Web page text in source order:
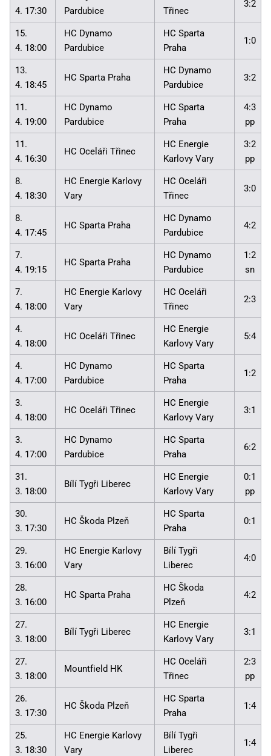
4. 17:30
Pardubice
Třinec
3:2
15.
4. 18:00
HC Dynamo
Pardubice
HC Sparta
Praha
1:0
13.
4. 18:45
HC Sparta Praha
HC Dynamo
Pardubice
3:2
11.
4. 19:00
HC Dynamo
Pardubice
HC Sparta
Praha
4:3
pp
11.
4. 16:30
HC Oceláři Třinec
HC Energie
Karlovy Vary
3:2
pp
8.
4. 18:30
HC Energie Karlovy
Vary
HC Oceláři
Třinec
3:0
8.
4. 17:45
HC Sparta Praha
HC Dynamo
Pardubice
4:2
7.
4. 19:15
HC Sparta Praha
HC Dynamo
Pardubice
1:2
sn
7.
4. 18:00
HC Energie Karlovy
Vary
HC Oceláři
Třinec
2:3
4.
4. 18:00
HC Oceláři Třinec
HC Energie
Karlovy Vary
5:4
4.
4. 17:00
HC Dynamo
Pardubice
HC Sparta
Praha
1:2
3.
4. 18:00
HC Oceláři Třinec
HC Energie
Karlovy Vary
3:1
3.
4. 17:00
HC Dynamo
Pardubice
HC Sparta
Praha
6:2
31.
3. 18:00
Bílí Tygři Liberec
HC Energie
Karlovy Vary
0:1
pp
30.
3. 17:30
HC Škoda Plzeň
HC Sparta
Praha
0:1
29.
3. 16:00
HC Energie Karlovy
Vary
Bílí Tygři
Liberec
4:0
28.
3. 16:00
HC Sparta Praha
HC Škoda
Plzeň
4:2
27.
3. 18:00
Bílí Tygři Liberec
HC Energie
Karlovy Vary
3:1
27.
3. 18:00
Mountfield HK
HC Oceláři
Třinec
2:3
pp
26.
3. 17:30
HC Škoda Plzeň
HC Sparta
Praha
1:4
25.
3. 18:30
HC Energie Karlovy
Vary
Bílí Tygři
Liberec
1:4